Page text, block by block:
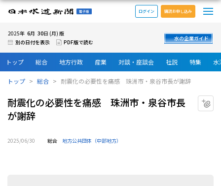
日本水道新聞 電子版
ログイン 購読お申し込み
2025年 6月 30日 (月) 版
別の日付を表示
PDF版で読む
水の企業ガイド
トップ 総合 地方行政 産業 対談・座談会 社説 特集 水
トップ 総合 耐震化の必要性を痛感 珠洲市・泉谷市長が謝辞
耐震化の必要性を痛感 珠洲市・泉谷市長
が謝辞
2025/06/30 総合 地方公共団体（中部地方）